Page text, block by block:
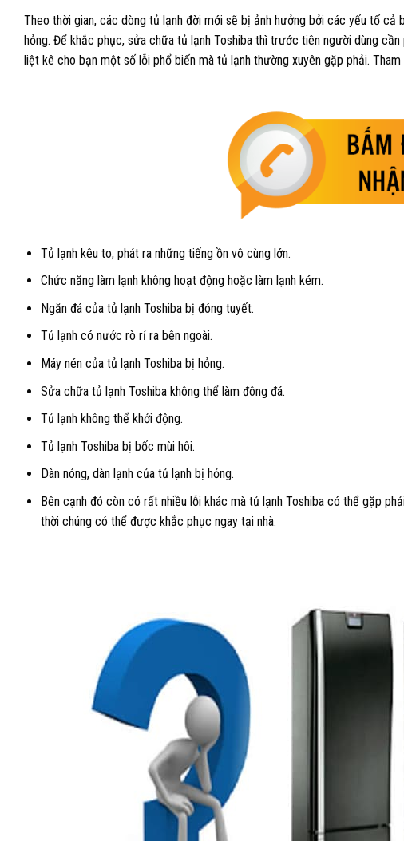
Theo thời gian, các dòng tủ lạnh đời mới sẽ bị ảnh hưởng bởi các yếu tố
hỏng. Để khắc phục, sửa chữa tủ lạnh Toshiba thì trước tiên người dùng
liệt kê cho bạn một số lỗi phổ biến mà tủ lạnh thường xuyên gặp phải.
Tủ lạnh kêu to, phát ra những tiếng ồn vô cùng lớn.
Chức năng làm lạnh không hoạt động hoặc làm lạnh kém.
Ngăn đá của tủ lạnh Toshiba bị đóng tuyết.
Tủ lạnh có nước rò rỉ ra bên ngoài.
Máy nén của tủ lạnh Toshiba bị hỏng.
Sửa chữa tủ lạnh Toshiba không thể làm đông đá.
Tủ lạnh không thể khởi động.
Tủ lạnh Toshiba bị bốc mùi hôi.
Dàn nóng, dàn lạnh của tủ lạnh bị hỏng.
Bên cạnh đó còn có rất nhiều lỗi khác mà tủ lạnh Toshiba có thể gặp
thời chúng có thể được khắc phục ngay tại nhà.